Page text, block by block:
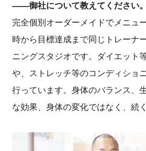
――御社について教えてください。
完全個別オーダーメイドでメニュ
時から目標達成まで同じトレーナ
ニングスタジオです。ダイエット
や、ストレッチ等のコンディショ
行っています。身体のバランス、
な効果、身体の変化ではなく、続